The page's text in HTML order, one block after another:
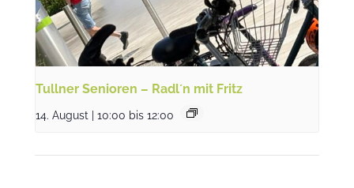
Tullner Senioren – Radl´n mit Fritz
14. August | 10:00 bis 12:00